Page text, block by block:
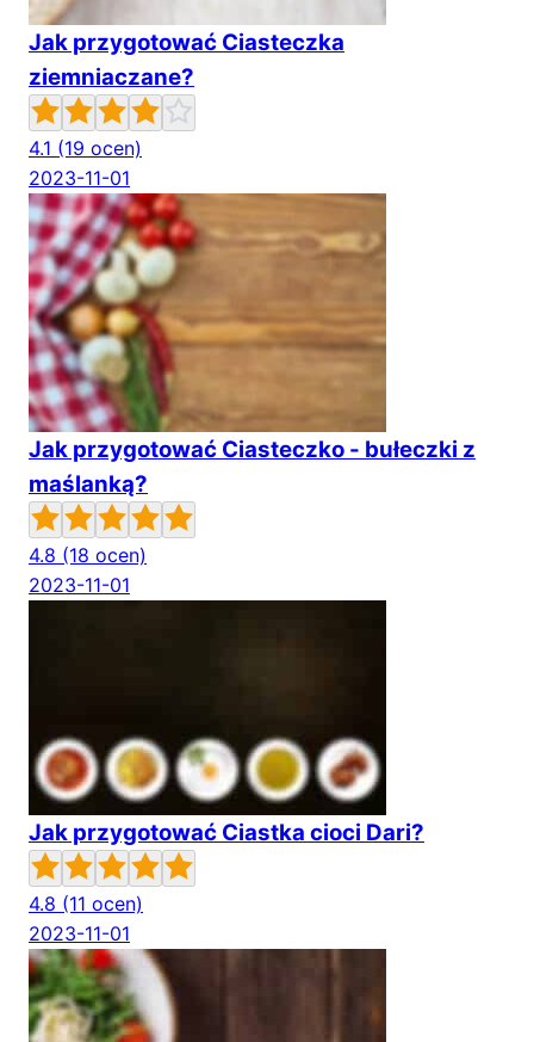
Jak przygotować Ciasteczka
ziemniaczane?
4.1 (19 ocen)
2023-11-01
Jak przygotować Ciasteczko - bułeczki z
maślanką?
4.8 (18 ocen)
2023-11-01
Jak przygotować Ciastka cioci Dari?
4.8 (11 ocen)
2023-11-01